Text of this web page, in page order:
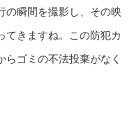
の瞬間を撮影し、その映
てきますね。この防犯カ
らゴミの不法投棄がなく